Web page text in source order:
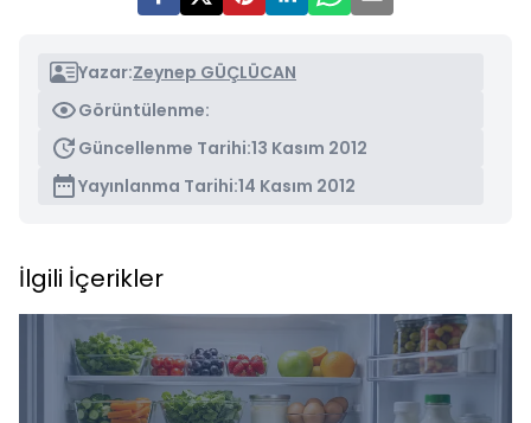
Yazar:Zeynep GÜÇLÜCAN
Görüntülenme:
Güncellenme Tarihi:13 Kasım 2012
Yayınlanma Tarihi:14 Kasım 2012
İlgili İçerikler